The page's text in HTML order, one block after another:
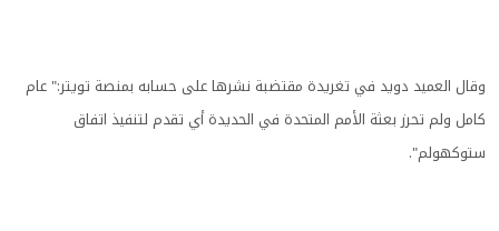
وقال العميد دويد في تغريدة مقتضبة نشرها على حسابه بمنصة تويتر:" عام
كامل ولم تحرز بعثة الأمم المتحدة في الحديدة أي تقدم لتنفيذ اتفاق
ستوكهولم".